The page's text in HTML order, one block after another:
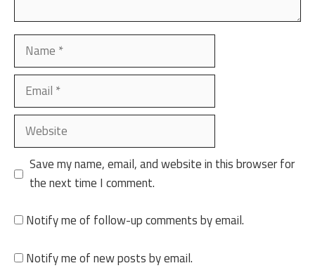
Name
Email
Website
Save my name, email, and website in this browser for
the next time I comment.
Notify me of follow-up comments by email.
Notify me of new posts by email.